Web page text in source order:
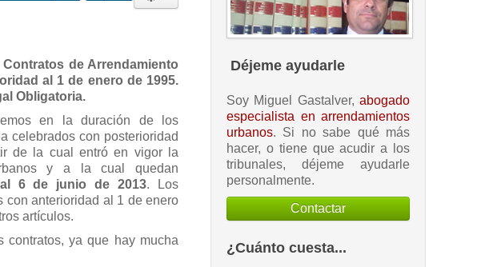
de Arrendamiento
al 1 de enero de 1995.
Obligatoria.
en la duración de los
celebrados con posterioridad
de la cual entró en vigor la
y a la cual quedan
6 de junio de 2013. Los
con anterioridad al 1 de enero
artículos.
ya que hay mucha
Déjeme ayudarle
Soy Miguel Gastalver, abogado
especialista en arrendamientos
urbanos. Si no sabe qué más
hacer, o tiene que acudir a los
tribunales, déjeme ayudarle
personalmente.
Contactar
¿Cuánto cuesta...